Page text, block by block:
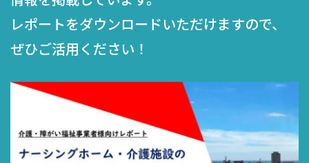
レポートをダウンロードいただけますので、
ぜひご活用ください！